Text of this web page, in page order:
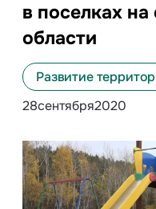
в поселках
области
Развитие
28сентября2020